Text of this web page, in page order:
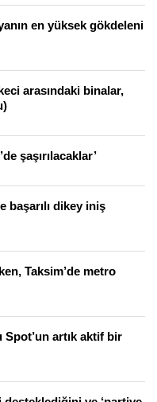
en yüksek gökdeleni
arasındaki binalar,
şaşırılacaklar’
başarılı dikey iniş
Taksim’de metro
artık aktif bir